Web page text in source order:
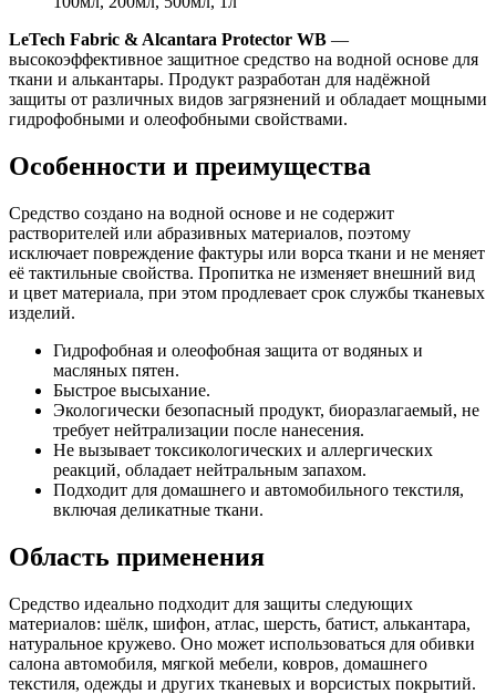
LeTech Fabric & Alcantara Protector WB —
высокоэффективное защитное средство на водной основе для
ткани и алькантары. Продукт разработан для надёжной
защиты от различных видов загрязнений и обладает мощными
гидрофобными и олеофобными свойствами.
Особенности и преимущества
Средство создано на водной основе и не содержит
растворителей или абразивных материалов, поэтому
исключает повреждение фактуры или ворса ткани и не меняет
её тактильные свойства. Пропитка не изменяет внешний вид
и цвет материала, при этом продлевает срок службы тканевых
изделий.
Гидрофобная и олеофобная защита от водяных и
масляных пятен.
Быстрое высыхание.
Экологически безопасный продукт, биоразлагаемый, не
требует нейтрализации после нанесения.
Не вызывает токсикологических и аллергических
реакций, обладает нейтральным запахом.
Подходит для домашнего и автомобильного текстиля,
включая деликатные ткани.
Область применения
Средство идеально подходит для защиты следующих
материалов: шёлк, шифон, атлас, шерсть, батист, алькантара,
натуральное кружево. Оно может использоваться для обивки
салона автомобиля, мягкой мебели, ковров, домашнего
текстиля, одежды и других тканевых и ворсистых покрытий.